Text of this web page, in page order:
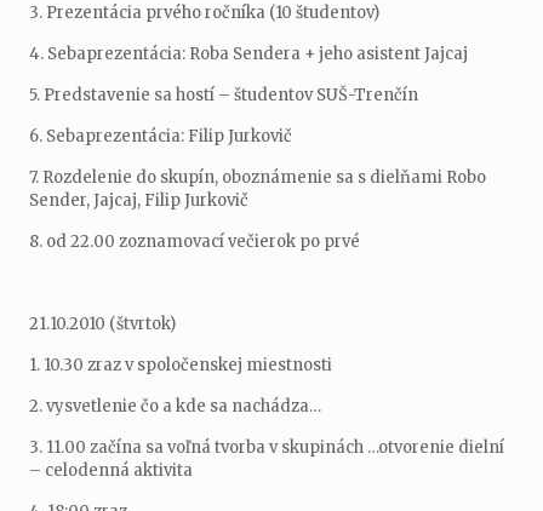
3. Prezentácia prvého ročníka (10 študentov)
4. Sebaprezentácia: Roba Sendera + jeho asistent Jajcaj
5. Predstavenie sa hostí – študentov SUŠ-Trenčín
6. Sebaprezentácia: Filip Jurkovič
7. Rozdelenie do skupín, oboznámenie sa s dielňami Robo
Sender, Jajcaj, Filip Jurkovič
8. od 22.00 zoznamovací večierok po prvé
21.10.2010 (štvrtok)
1. 10.30 zraz v spoločenskej miestnosti
2. vysvetlenie čo a kde sa nachádza…
3. 11.00 začína sa voľná tvorba v skupinách …otvorenie dielní
– celodenná aktivita